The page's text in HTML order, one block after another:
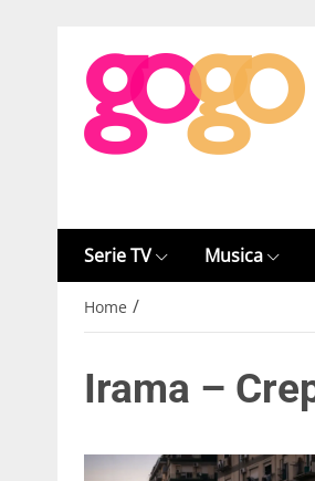
Serie TV Musica
Home /
Irama –